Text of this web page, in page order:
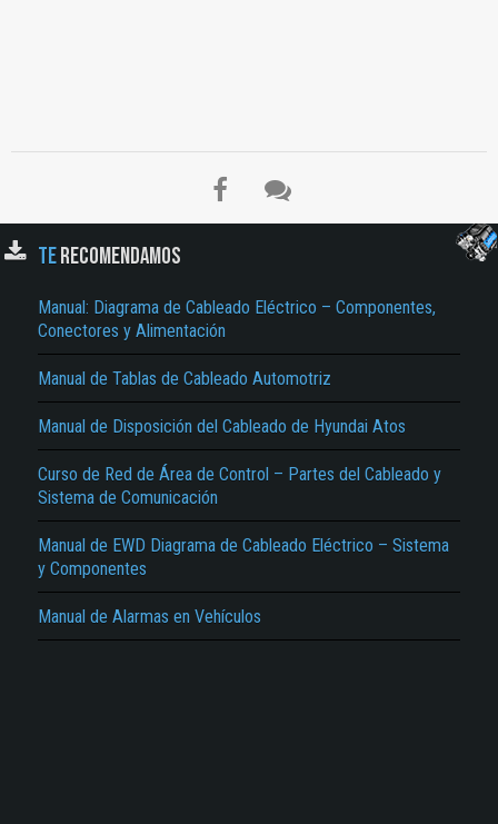
TERECOMENDAMOS
Manual: Diagrama de Cableado Eléctrico – Componentes,
Conectores y Alimentación
Manual de Tablas de Cableado Automotriz
Manual de Disposición del Cableado de Hyundai Atos
Curso de Red de Área de Control – Partes del Cableado y
Sistema de Comunicación
Manual de EWD Diagrama de Cableado Eléctrico – Sistema
y Componentes
Manual de Alarmas en Vehículos
El Título es incorrecto según el contenido.
Texto o Imagen de portada son erróneos.
No carga o no se visualiza el contenido.
Reportar otro tipo de error...